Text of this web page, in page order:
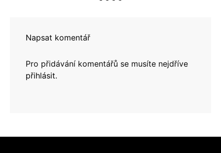
Napsat komentář
Pro přidávání komentářů se musíte nejdříve
přihlásit.